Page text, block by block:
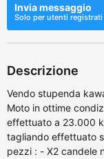
Invia messaggio
Solo per utenti registrati
Descrizione
Vendo stupenda
Moto in ottime
effettuato a 23.000
tagliando effettuato
pezzi : - X2 candele